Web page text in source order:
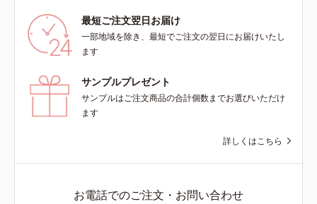
最短ご注文翌日お届け
一部地域を除き、最短でご注文の翌日にお届けいたし
ます
サンプルプレゼント
サンプルはご注文商品の合計個数までお選びいただけ
ます
詳しくはこちら
お電話でのご注文・お問い合わせ